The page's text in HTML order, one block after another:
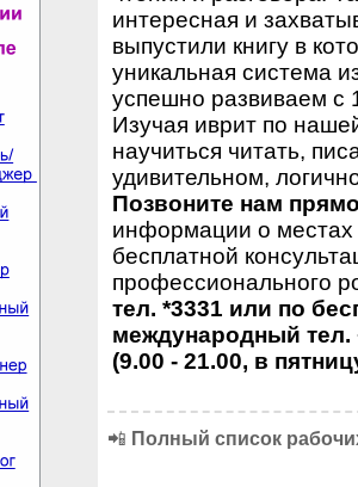
интересная и
выпустили книгу в
уникальная система
успешно развиваем с
Изучая иврит по
научиться читать,
удивительном,
Позвоните нам
информации о местах
бесплатной
профессионального
тел. *3331 или по
международный тел.
(9.00 - 21.00, в
📲 Полный список